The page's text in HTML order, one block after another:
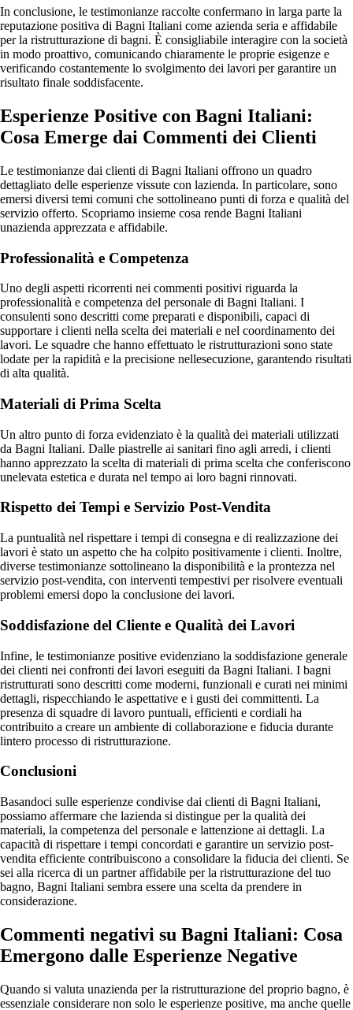
In conclusione, le testimonianze raccolte confermano in larga parte la
reputazione positiva di Bagni Italiani come azienda seria e affidabile
per la ristrutturazione di bagni. È consigliabile interagire con la società
in modo proattivo, comunicando chiaramente le proprie esigenze e
verificando costantemente lo svolgimento dei lavori per garantire un
risultato finale soddisfacente.
Esperienze Positive con Bagni Italiani:
Cosa Emerge dai Commenti dei Clienti
Le testimonianze dai clienti di Bagni Italiani offrono un quadro
dettagliato delle esperienze vissute con lazienda. In particolare, sono
emersi diversi temi comuni che sottolineano punti di forza e qualità del
servizio offerto. Scopriamo insieme cosa rende Bagni Italiani
unazienda apprezzata e affidabile.
Professionalità e Competenza
Uno degli aspetti ricorrenti nei commenti positivi riguarda la
professionalità e competenza del personale di Bagni Italiani. I
consulenti sono descritti come preparati e disponibili, capaci di
supportare i clienti nella scelta dei materiali e nel coordinamento dei
lavori. Le squadre che hanno effettuato le ristrutturazioni sono state
lodate per la rapidità e la precisione nellesecuzione, garantendo risultati
di alta qualità.
Materiali di Prima Scelta
Un altro punto di forza evidenziato è la qualità dei materiali utilizzati
da Bagni Italiani. Dalle piastrelle ai sanitari fino agli arredi, i clienti
hanno apprezzato la scelta di materiali di prima scelta che conferiscono
unelevata estetica e durata nel tempo ai loro bagni rinnovati.
Rispetto dei Tempi e Servizio Post-Vendita
La puntualità nel rispettare i tempi di consegna e di realizzazione dei
lavori è stato un aspetto che ha colpito positivamente i clienti. Inoltre,
diverse testimonianze sottolineano la disponibilità e la prontezza nel
servizio post-vendita, con interventi tempestivi per risolvere eventuali
problemi emersi dopo la conclusione dei lavori.
Soddisfazione del Cliente e Qualità dei Lavori
Infine, le testimonianze positive evidenziano la soddisfazione generale
dei clienti nei confronti dei lavori eseguiti da Bagni Italiani. I bagni
ristrutturati sono descritti come moderni, funzionali e curati nei minimi
dettagli, rispecchiando le aspettative e i gusti dei committenti. La
presenza di squadre di lavoro puntuali, efficienti e cordiali ha
contribuito a creare un ambiente di collaborazione e fiducia durante
lintero processo di ristrutturazione.
Conclusioni
Basandoci sulle esperienze condivise dai clienti di Bagni Italiani,
possiamo affermare che lazienda si distingue per la qualità dei
materiali, la competenza del personale e lattenzione ai dettagli. La
capacità di rispettare i tempi concordati e garantire un servizio post-
vendita efficiente contribuiscono a consolidare la fiducia dei clienti. Se
sei alla ricerca di un partner affidabile per la ristrutturazione del tuo
bagno, Bagni Italiani sembra essere una scelta da prendere in
considerazione.
Commenti negativi su Bagni Italiani: Cosa
Emergono dalle Esperienze Negative
Quando si valuta unazienda per la ristrutturazione del proprio bagno, è
essenziale considerare non solo le esperienze positive, ma anche quelle